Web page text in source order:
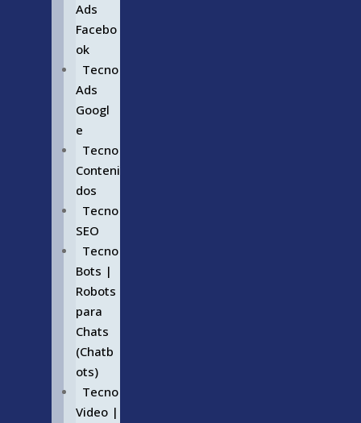
Ads
Facebo
ok
Tecno
Ads
Googl
e
Tecno
Conteni
dos
Tecno
SEO
Tecno
Bots |
Robots
para
Chats
(Chatb
ots)
Tecno
Video |